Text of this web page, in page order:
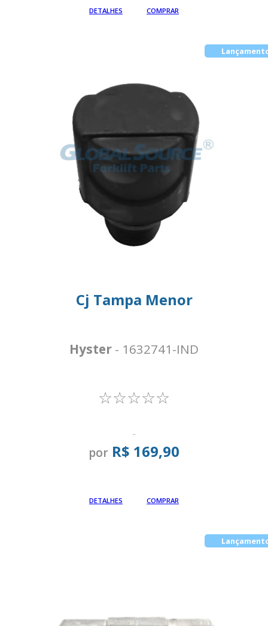
DETALHES COMPRAR
Cj Tampa Menor
Hyster - 1632741-IND
☆☆☆☆☆
-
por R$ 169,90
DETALHES COMPRAR